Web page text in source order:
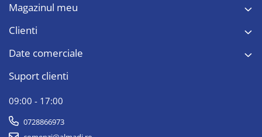
Magazinul meu
Clienti
Date comerciale
Suport clienti
09:00 - 17:00
0728866973